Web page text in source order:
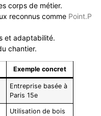
corps de métier.
reconnus comme Point.P
et adaptabilité.
chantier.
Exemple concret
Entreprise basée à
Paris 15e
Utilisation de bois